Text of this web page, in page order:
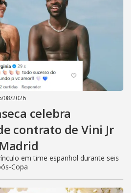
08/2026
celebra
contrato de Vini Jr
em time espanhol durante seis
Copa